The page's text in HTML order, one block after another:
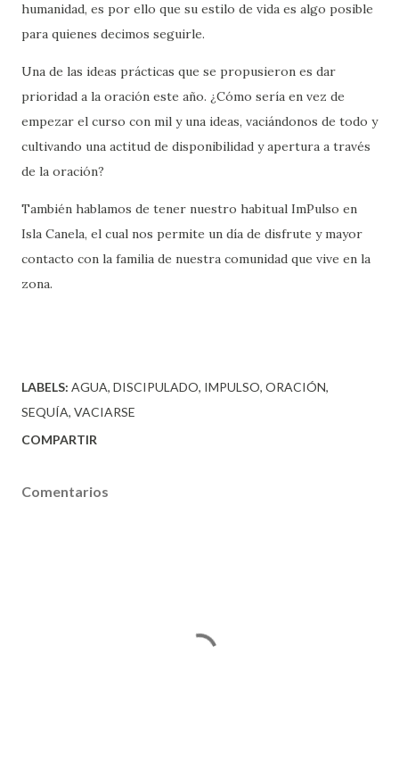
humanidad, es por ello que su estilo de vida es algo posible
para quienes decimos seguirle.
Una de las ideas prácticas que se propusieron es dar
prioridad a la oración este año. ¿Cómo sería en vez de
empezar el curso con mil y una ideas, vaciándonos de todo y
cultivando una actitud de disponibilidad y apertura a través
de la oración?
También hablamos de tener nuestro habitual ImPulso en
Isla Canela, el cual nos permite un día de disfrute y mayor
contacto con la familia de nuestra comunidad que vive en la
zona.
LABELS: AGUA DISCIPULADO IMPULSO ORACIÓN
SEQUÍA VACIARSE
COMPARTIR
Comentarios